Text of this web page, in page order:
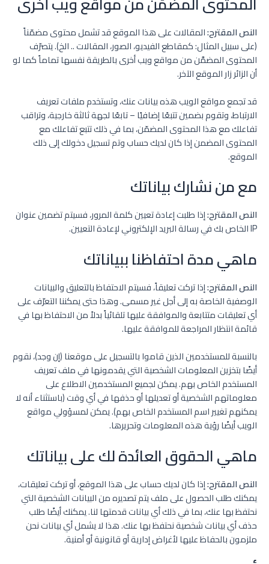
النص المقترح:المقالات على هذا الموقع قد تشمل محتوى مضمّناً
(على سبيل المثال: كمقاطع الفيديو، الصور، المقالات .. الخ). يتصرّف
المحتوى المضمَّن من مواقع ويب أخرى بالطريقة نفسها تماماً كما لو
أن الزائر زار الموقع الآخر.
قد تجمع مواقع الويب هذه بيانات عنك، وتستخدم ملفات تعريف
الارتباط، وتقوم بضمين تتبعًا إضافيًا – تابعًا لجهة ثالثة خارجية، وتراقب
تفاعلك مع هذا المحتوى المضمّن، بما في ذلك تتبع تفاعلك مع
المحتوى المضمن إذا كان لديك حساب وتم تسجيل دخولك إلى ذلك
الموقع.
مع من نشارك بياناتك
النص المقترح:إذا طلبت إعادة تعيين كلمة المرور، فسيتم تضمين عنوان
IP الخاص بك في رسالة البريد الإلكتروني لإعادة التعيين.
ماهي مدة احتفاظنا ببياناتك
النص المقترح:إذا تركت تعليقاً، فسيتم الاحتفاظ بالتعليق والبيانات
الوصفية الخاصة به إلى أجل غير مسمى. وهذا حتى يمكننا التعرّف على
أي تعليقات متتابعة والموافقة عليها تلقائياً بدلاً من الاحتفاظ بها في
قائمة انتظار المراجعة للموافقة عليها.
بالنسبة للمستخدمين الذين قاموا بالتسجيل على موقعنا (إن وجد)، نقوم
أيضًا بتخزين المعلومات الشخصية التي يقدمونها في ملف تعريف
المستخدم الخاص بهم. يمكن لجميع المستخدمين الاطلاع على
معلوماتهم الشخصية أو تعديلها أو حذفها في أي وقت (باستثناء أنه لا
يمكنهم تغيير اسم المستخدم الخاص بهم). يمكن لمسؤولي مواقع
الويب أيضًا رؤية هذه المعلومات وتحريرها.
ماهي الحقوق العائدة لك على بياناتك
النص المقترح:إذا كان لديك حساب على هذا الموقع، أو تركت تعليقات،
يمكنك طلب الحصول على ملف يتم تصديره من البيانات الشخصية التي
نحتفظ بها عنك، بما في ذلك أي بيانات قدمتها لنا. يمكنك أيضًا طلب
حذف أي بيانات شخصية نحتفظ بها عنك. هذا لا يشمل أي بيانات نحن
ملزمون بالحفاظ عليها لأغراض إدارية أو قانونية أو أمنية.